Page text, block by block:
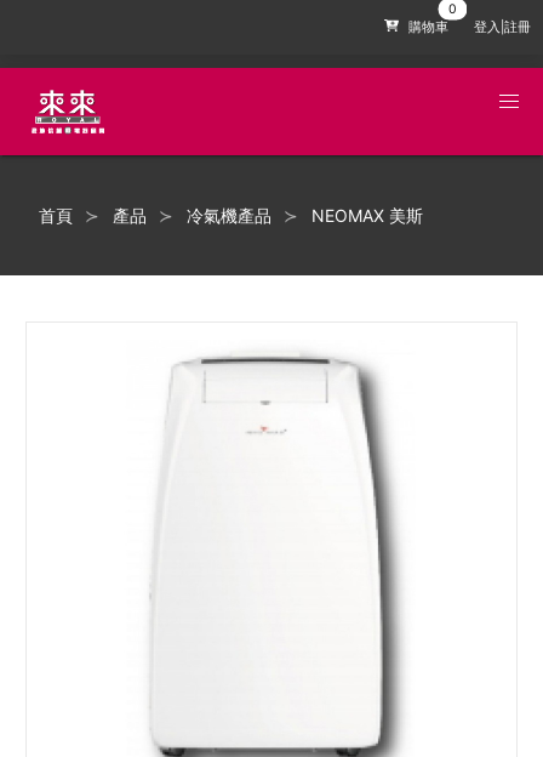
購物車 登入|註冊
首頁 產品 冷氣機產品 NEOMAX 美斯